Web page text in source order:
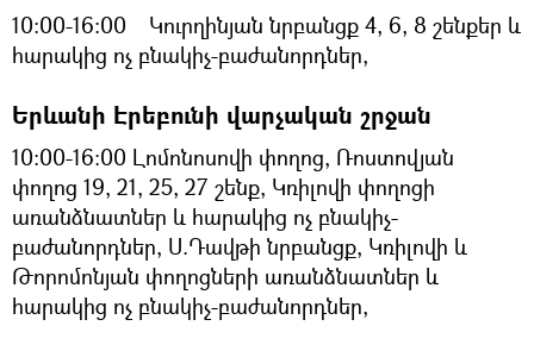
10:00-16:00 Կուրղինյան նրբանցք 4, 6, 8 շենքեր և
հարակից ոչ բնակիչ-բաժանորդներ,
Երևանի Էրեբունի վարչական շրջան
10:00-16:00 Լոմոնոսովի փողոց, Ռոստովյան
փողոց 19, 21, 25, 27 շենք, Կռիլովի փողոցի
առանձնատներ և հարակից ոչ բնակիչ-
բաժանորդներ, Ս.Դավթի նրբանցք, Կռիլովի և
Թորոմոնյան փողոցների առանձնատներ և
հարակից ոչ բնակիչ-բաժանորդներ,